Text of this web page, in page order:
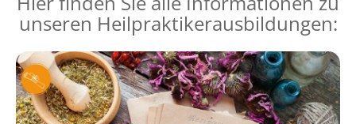
unseren Heilpraktikerausbildungen: